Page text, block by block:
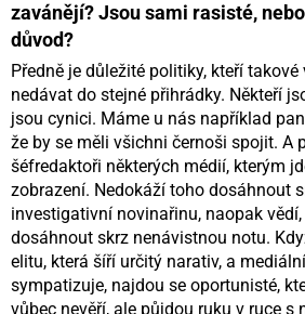
zavánějí? Jsou sami rasisté,
důvod?
Předně je důležité politiky, kteří
nedávat do stejné přihrádky. Někteří
jsou cynici. Máme u nás například
že by se měli všichni černoši spojit. A
šéfredaktoři některých médií, kterým
zobrazení. Nedokáží toho dosáhnout
investigativní novinařinu, naopak
dosáhnout skrz nenávistnou notu.
elitu, která šíří určitý narativ, a
sympatizuje, najdou se oportunisté,
vůbec nevěří, ale půjdou ruku v ruce s